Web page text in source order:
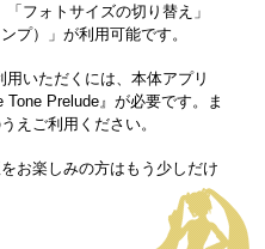
フォトサイズの切り替え」
プ）」が利用可能です。
いただくには、本体アプリ
Tone Prelude』が必要です。ま
えご利用ください。
お楽しみの方はもう少しだけ